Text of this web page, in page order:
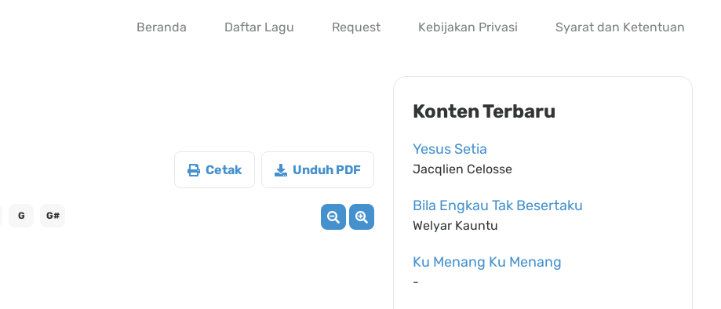
Beranda Daftar Lagu Request Kebijakan Privasi Syarat dan Ketentuan
Cetak Unduh PDF
G G#
Konten Terbaru
Yesus Setia
Jacqlien Celosse
Bila Engkau Tak Besertaku
Welyar Kauntu
Ku Menang Ku Menang
-